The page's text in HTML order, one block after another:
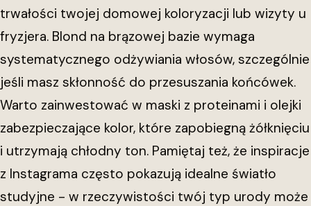
trwałości twojej domowej koloryzacji lub wizyty u
fryzjera. Blond na brązowej bazie wymaga
systematycznego odżywiania włosów, szczególnie
jeśli masz skłonność do przesuszania końcówek.
Warto zainwestować w maski z proteinami i olejki
zabezpieczające kolor, które zapobiegną żółknięciu
i utrzymają chłodny ton. Pamiętaj też, że inspiracje
z Instagrama często pokazują idealne światło
studyjne - w rzeczywistości twój typ urody może